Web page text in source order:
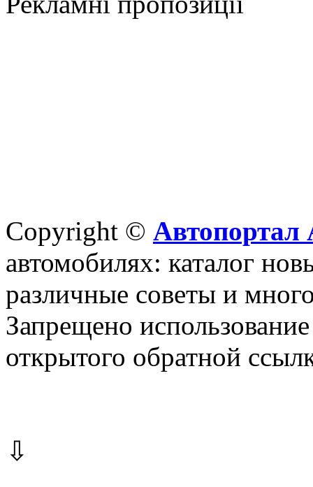
Copyright © Автопортал
автомобилях: каталог
различные советы и
Запрещено
открытого обратной
⇩